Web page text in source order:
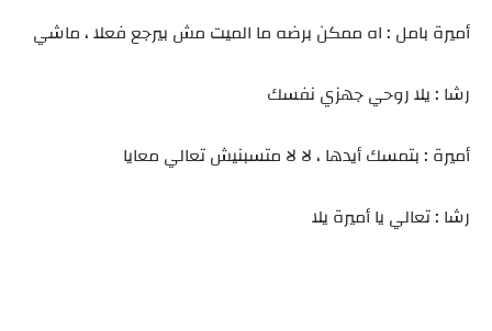
أميرة بامل : اه ممكن برضه ما الميت مش بيرجع فعلا ، ماشي
رشا : يلا روحي جهزي نفسك
أميرة : بتمسك أيدها ، لا لا متسبنيش تعالي معايا
رشا : تعالي يا أميرة يلا